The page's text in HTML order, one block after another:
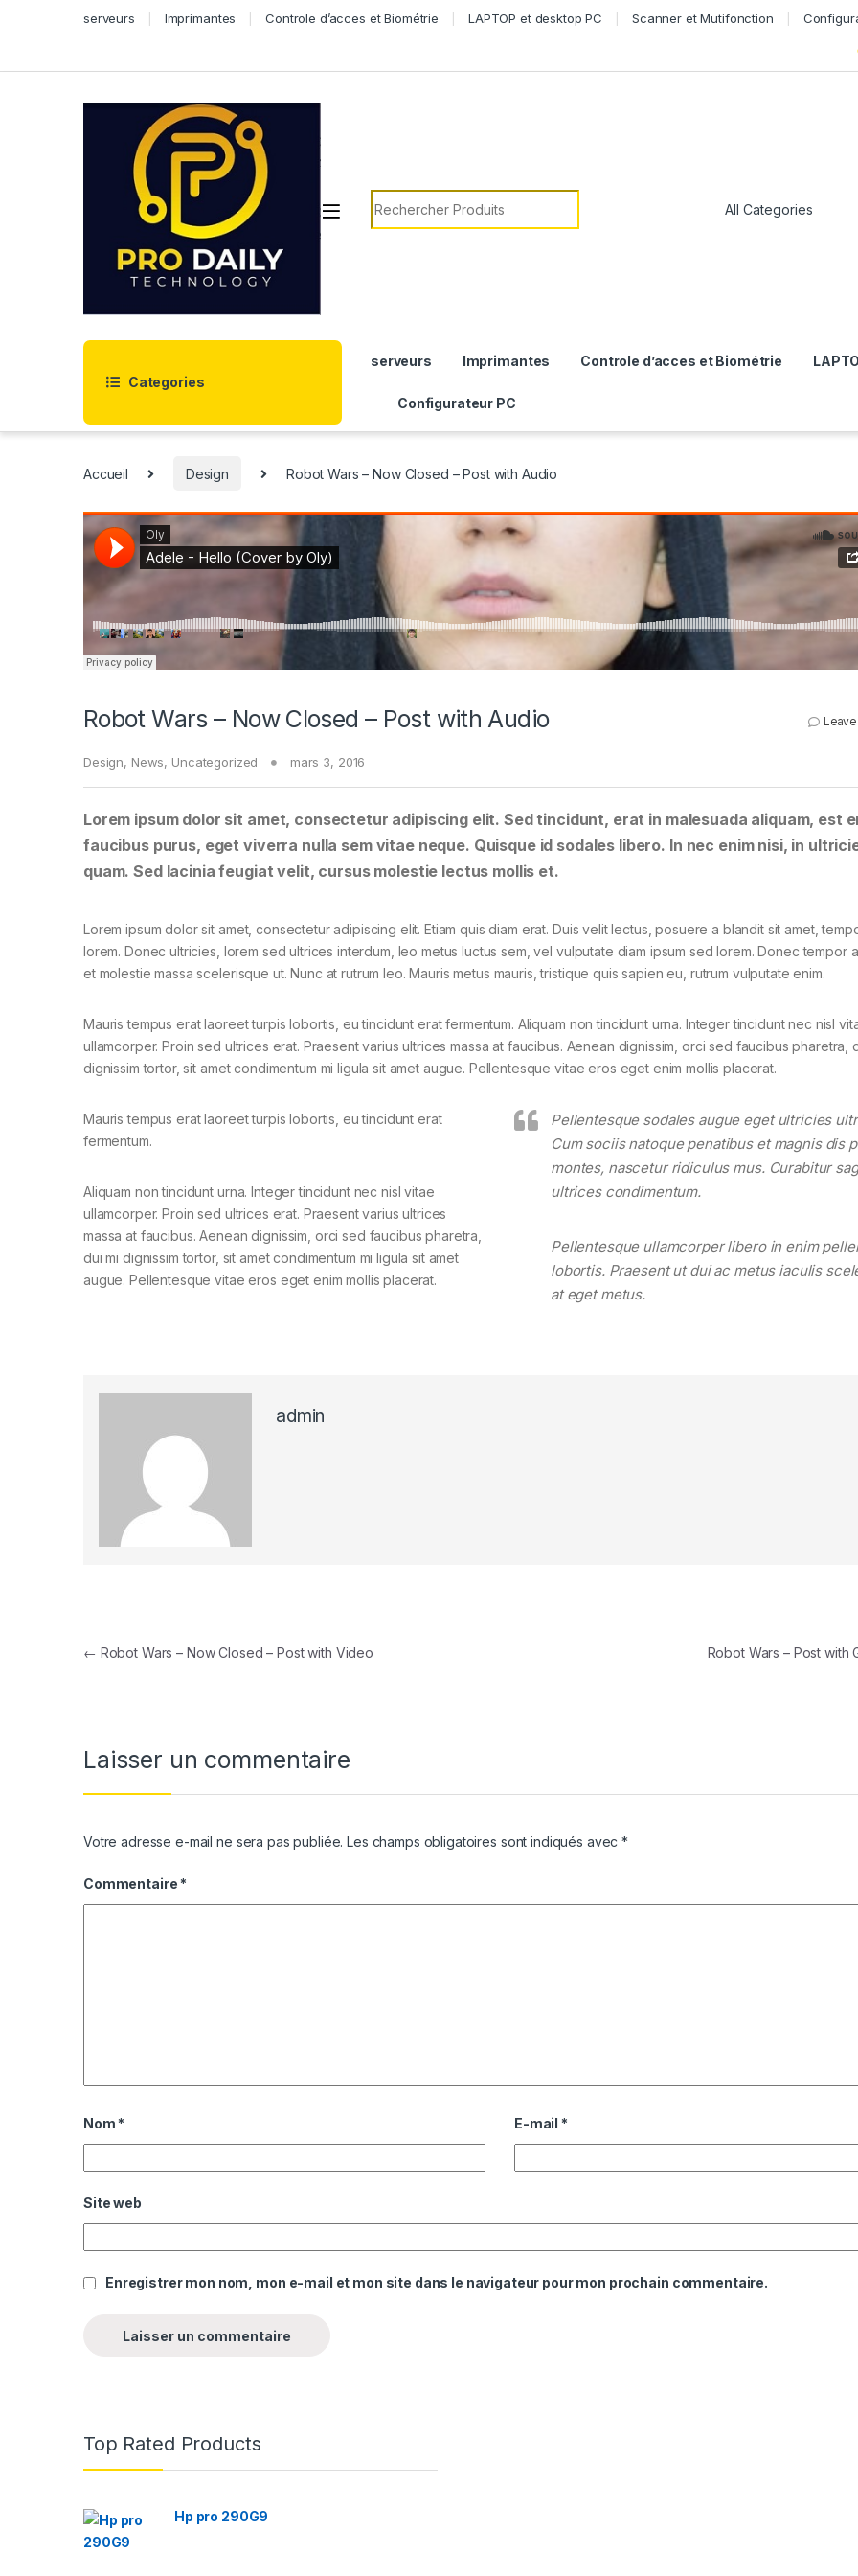
serveurs Imprimantes Controle d’acces et Biométrie LAPTOP et desktop PC Scanner et Mutifonction
Search for:
Categories
serveurs Imprimantes Controle d’acces et Biométrie
Configurateur PC
Accueil Design Robot Wars – Now Closed – Post with Audio
Robot Wars – Now Closed – Post with Audio
Design, News, Uncategorized mars 3, 2016
Lorem ipsum dolor sit amet, consectetur adipiscing elit. Sed tincidunt, erat in malesuada aliquam, est
faucibus purus, eget viverra nulla sem vitae neque. Quisque id sodales libero. In nec enim nisi, in
quam. Sed lacinia feugiat velit, cursus molestie lectus mollis et.
Lorem ipsum dolor sit amet, consectetur adipiscing elit. Etiam quis diam erat. Duis velit lectus, posuere a blandit sit amet,
lorem. Donec ultricies, lorem sed ultrices interdum, leo metus luctus sem, vel vulputate diam ipsum sed lorem. Donec tempor
et molestie massa scelerisque ut. Nunc at rutrum leo. Mauris metus mauris, tristique quis sapien eu, rutrum vulputate enim.
Mauris tempus erat laoreet turpis lobortis, eu tincidunt erat fermentum. Aliquam non tincidunt urna. Integer tincidunt nec nisl
ullamcorper. Proin sed ultrices erat. Praesent varius ultrices massa at faucibus. Aenean dignissim, orci sed faucibus pharetra,
dignissim tortor, sit amet condimentum mi ligula sit amet augue. Pellentesque vitae eros eget enim mollis placerat.
Mauris tempus erat laoreet turpis lobortis, eu tincidunt erat
fermentum.
Aliquam non tincidunt urna. Integer tincidunt nec nisl vitae
ullamcorper. Proin sed ultrices erat. Praesent varius ultrices
massa at faucibus. Aenean dignissim, orci sed faucibus pharetra,
dui mi dignissim tortor, sit amet condimentum mi ligula sit amet
augue. Pellentesque vitae eros eget enim mollis placerat.
Pellentesque sodales augue eget ultricies
Cum sociis natoque penatibus et magnis dis
montes, nascetur ridiculus mus. Curabitur
ultrices condimentum.
Pellentesque ullamcorper libero in enim
lobortis. Praesent ut dui ac metus iaculis
at eget metus.
admin
Navigation de l’article
← Robot Wars – Now Closed – Post with Video Robot Wars – Post with
Laisser un commentaire
Votre adresse e-mail ne sera pas publiée. Les champs obligatoires sont indiqués avec*
Commentaire *
Nom * E-mail *
Site web
Enregistrer mon nom, mon e-mail et mon site dans le navigateur pour mon prochain commentaire.
Top Rated Products
Hp pro 290G9